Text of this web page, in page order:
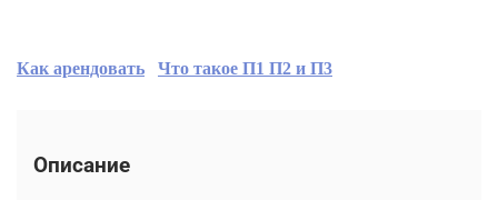
Как арендовать Что такое П1 П2 и П3
Описание